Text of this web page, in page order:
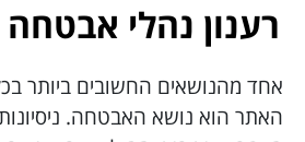
רענון נהלי אבטחה
אחד מהנושאים החשובים ביותר
האתר הוא נושא האבטחה.